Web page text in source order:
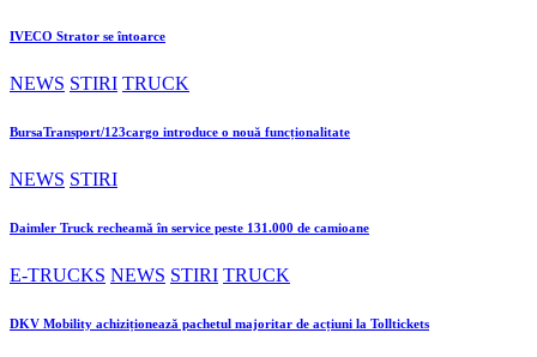
IVECO Strator se întoarce
NEWS STIRI TRUCK
BursaTransport/123cargo introduce o nouă funcționalitate
NEWS STIRI
Daimler Truck recheamă în service peste 131.000 de camioane
E-TRUCKS NEWS STIRI TRUCK
DKV Mobility achiziționează pachetul majoritar de acțiuni la Tolltickets